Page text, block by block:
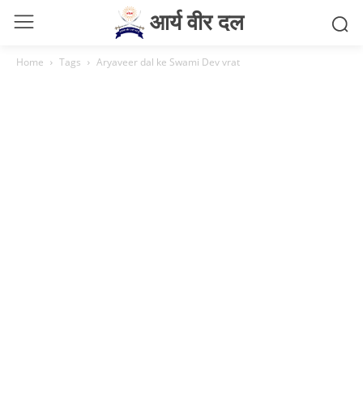
आर्य वीर दल
Home Tags Aryaveer dal ke Swami Dev vrat